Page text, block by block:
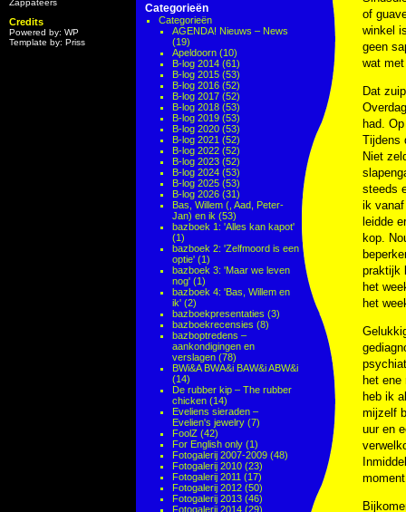
Zappateers
Credits
Powered by: WP
Template by: Priss
Categorieën
Categorieën
AGENDA! Nieuws – News
(19)
Apeldoorn (10)
B-log 2014 (61)
B-log 2015 (53)
B-log 2016 (52)
B-log 2017 (52)
B-log 2018 (53)
B-log 2019 (53)
B-log 2020 (53)
B-log 2021 (52)
B-log 2022 (52)
B-log 2023 (52)
B-log 2024 (53)
B-log 2025 (53)
B-log 2026 (31)
Bas, Willem (, Aad, Peter-
Jan) en ik (53)
bazboek 1: 'Alles kan kapot'
(1)
bazboek 2: 'Zelfmoord is een
optie' (1)
bazboek 3: 'Maar we leven
nog' (1)
bazboek 4: 'Bas, Willem en
ik' (2)
bazboekpresentaties (3)
bazboekrecensies (8)
bazboptredens –
aankondigingen en
verslagen (78)
BWi&A BWA&i BAW&i ABW&i
(14)
De rubber kip – The rubber
chicken (14)
Eveliens sieraden –
Evelien's jewelry (7)
FoolZ (42)
For English only (1)
Fotogalerij 2007-2009 (48)
Fotogalerij 2010 (23)
Fotogalerij 2011 (17)
Fotogalerij 2012 (50)
Fotogalerij 2013 (46)
Fotogalerij 2014 (29)
of
winkel
geen
wat
Dat
had.
Tijdens
Niet
steeds
ik
leidde
kop.
praktijk
het
het
het
heb ik
mijzelf
uur en